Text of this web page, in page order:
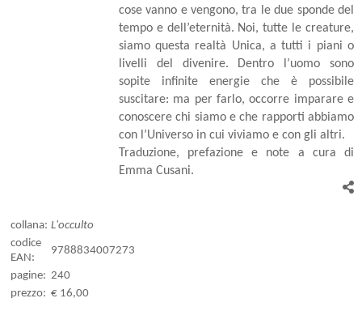
cose vanno e vengono, tra le due sponde del
tempo e dell’eternità. Noi, tutte le creature,
siamo questa realtà Unica, a tutti i piani o
livelli del divenire. Dentro l’uomo sono
sopite infinite energie che è possibile
suscitare: ma per farlo, occorre imparare e
conoscere chi siamo e che rapporti abbiamo
con l’Universo in cui viviamo e con gli altri.
Traduzione, prefazione e note a cura di
Emma Cusani.
collana: L'occulto
codice
EAN:
9788834007273
pagine: 240
prezzo: € 16,00